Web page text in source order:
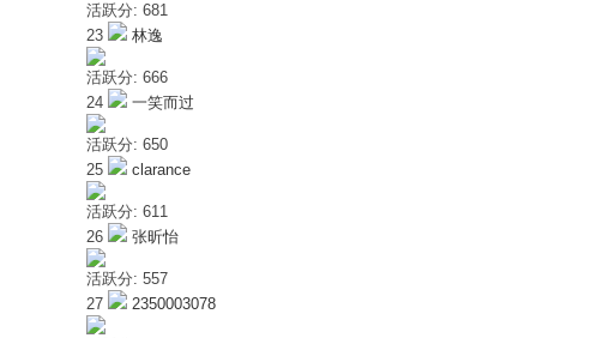
•
共
活跃分: 681
23
林逸
活跃分: 666
24
一笑而过
活跃分: 650
25
clarance
活跃分: 611
26
张昕怡
活跃分: 557
27
2350003078